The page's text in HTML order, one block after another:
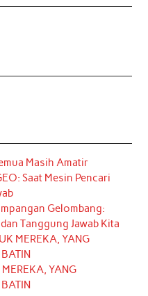
Masih Amatir
Saat Mesin Pencari
Gelombang:
Tanggung Jawab Kita
MEREKA, YANG
YANG